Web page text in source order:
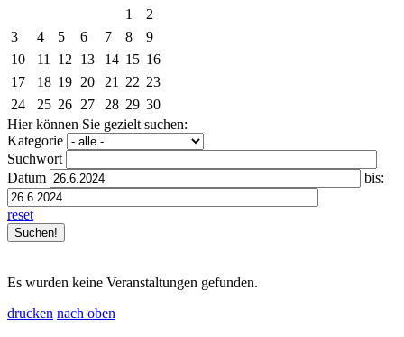
1
2
3
4 5 6 7 8
9
10
11 12 13 14 15 16
17
18 19 20 21 22 23
24
25 26 27 28 29 30
Hier können Sie gezielt suchen:
Kategorie
Suchwort
Datum
bis:
reset
Es wurden keine Veranstaltungen gefunden.
drucken nach oben